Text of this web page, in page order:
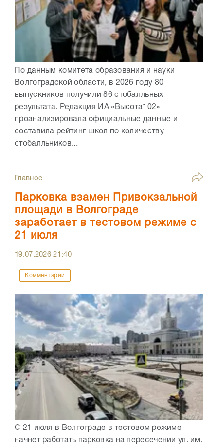
По данным комитета образования и науки
Волгоградской области, в 2026 году 80
выпускников получили 86 стобалльных
результата. Редакция ИА «Высота102»
проанализировала официальные данные и
составила рейтинг школ по количеству
стобалльников...
Главное
Парковка взамен Привокзальной
площади в Волгограде
заработает в тестовом режиме с
21 июля
19.07.202621:40
Комментарии
С 21 июля в Волгограде в тестовом режиме
начнет работать парковка на пересечении ул. им.